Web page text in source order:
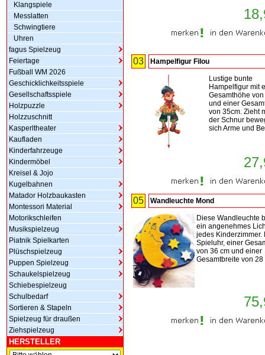
Klangspiele
Messlatten
Schwingtiere
Uhren
fagus Spielzeug
Feiertage
Fußball WM 2026
Geschicklichkeitsspiele
Gesellschaftsspiele
Holzpuzzle
Holzzuschnitt
Kasperltheater
Kaufladen
Kinderfahrzeuge
Kindermöbel
Kreisel & Jojo
Kugelbahnen
Matador Holzbaukasten
Montessori Material
Motorikschleifen
Musikspielzeug
Piatnik Spielkarten
Plüschspielzeug
Puppen Spielzeug
Schaukelspielzeug
Schiebespielzeug
Schulbedarf
Sortieren & Stapeln
Spielzeug für draußen
Ziehspielzeug
HERSTELLER
03 Hampelfigur Filou
Lustige bunte
Hampelfigur mit
Gesamthöhe
und einer
von 35cm. Zieht
der Schnur
sich Arme und
05 Wandleuchte Mond
Diese Wandleuchte
ein angenehmes
jedes Kinderzimmer.
Spieluhr, einer
von 36 cm und einer
Gesamtbreite von 28